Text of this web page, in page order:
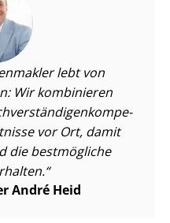
lebt von
Wir kombinieren
vor Ort, damit
die bestmögliche
André Heid